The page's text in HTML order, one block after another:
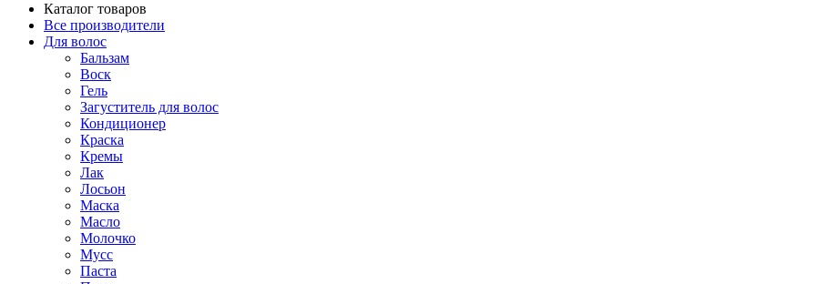
Каталог товаров
Все производители
Для волос
Бальзам
Воск
Гель
Загуститель для волос
Кондиционер
Краска
Кремы
Лак
Лосьон
Маска
Масло
Молочко
Мусс
Паста